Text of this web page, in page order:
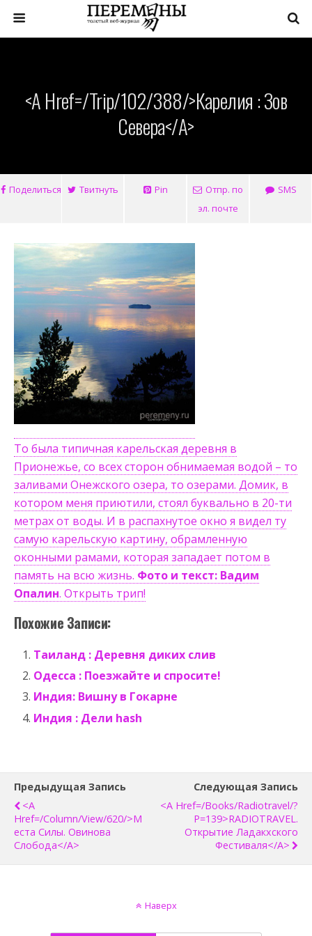
<a Href=/trip/102/388/>Карелия : Зов
Севера</a>
Поделиться Твитнуть Pin
Отпр. по
эл. почте
SMS
То была типичная карельская деревня в
Прионежье, со всех сторон обнимаемая водой – то
заливами Онежского озера, то озерами. Домик, в
котором меня приютили, стоял буквально в 20-ти
метрах от воды. И в распахнутое окно я видел ту
самую карельскую картину, обрамленную
оконными рамами, которая западает потом в
память на всю жизнь. Фото и текст: Вадим
Опалин. Открыть трип!
Похожие Записи:
Таиланд : Деревня диких слив
Одесса : Поезжайте и спросите!
Индия: Вишну в Гокарне
Индия : Дели hash
Предыдущая Запись
<a
Href=/column/view/620/>М
Еста Силы. Овинова
Слобода</a>
Следующая Запись
<a Href=/books/radiotravel/?
P=139>RADIOTRAVEL.
Открытие Ладакхского
Фестиваля</a>
Наверх